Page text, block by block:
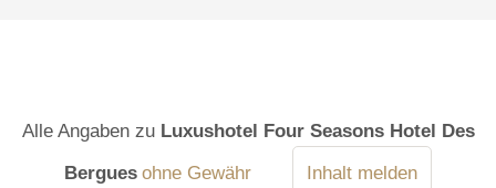
Alle Angaben zu Luxushotel Four Seasons Hotel Des
Bergues ohne Gewähr Inhalt melden